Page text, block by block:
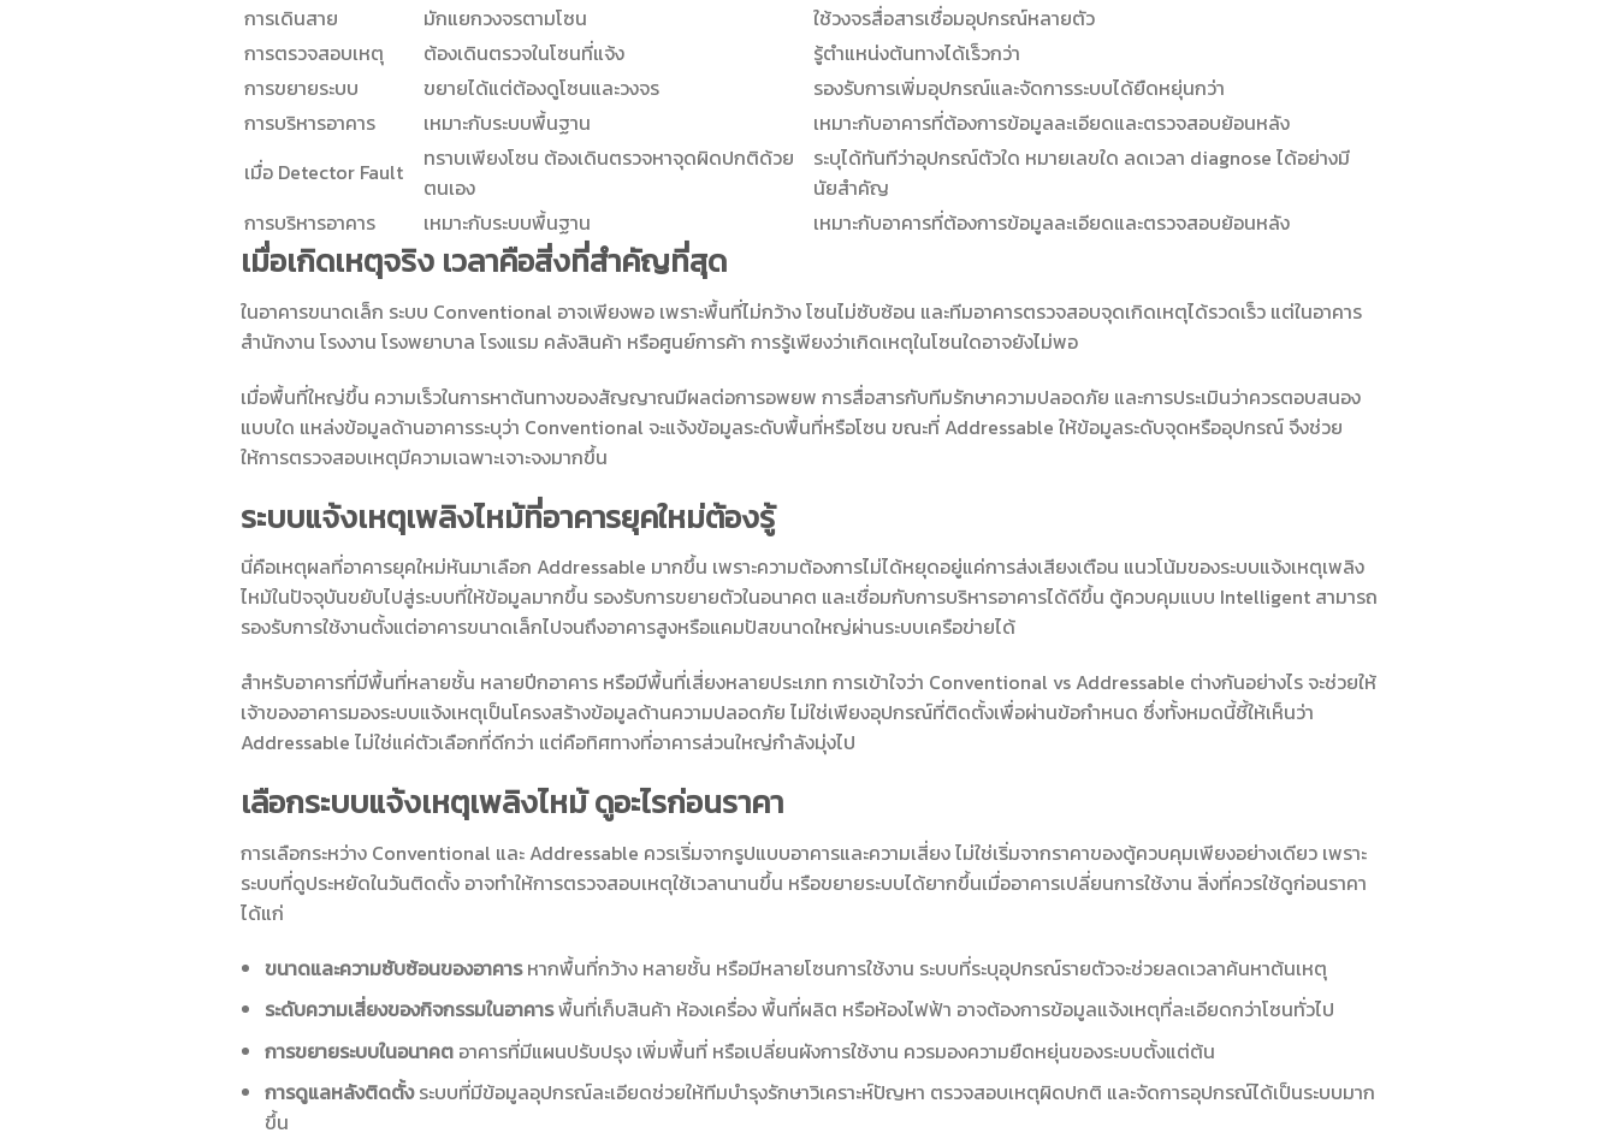
การเดินสาย
มักแยกวงจรตามโซน
ใช้วงจรสื่อสารเชื่อมอุปกรณ์หลายตัว
การตรวจสอบเหตุ
ต้องเดินตรวจในโซนที่แจ้ง
รู้ตำแหน่งต้นทางได้เร็วกว่า
การขยายระบบ
ขยายได้แต่ต้องดูโซนและวงจร
รองรับการเพิ่มอุปกรณ์และจัดการระบบได้ยืดหยุ่นกว่า
การบริหารอาคาร
เหมาะกับระบบพื้นฐาน
เหมาะกับอาคารที่ต้องการข้อมูลละเอียดและตรวจสอบย้อนหลัง
เมื่อ Detector Fault
ทราบเพียงโซน ต้องเดินตรวจหาจุดผิดปกติด้วย
ตนเอง
ระบุได้ทันทีว่าอุปกรณ์ตัวใด หมายเลขใด ลดเวลา diagnose ได้อย่างมี
นัยสำคัญ
การบริหารอาคาร
เหมาะกับระบบพื้นฐาน เหมาะกับอาคารที่ต้องการข้อมูลละเอียดและตรวจสอบย้อนหลัง
เมื่อเกิดเหตุจริง เวลาคือสิ่งที่สำคัญที่สุด
ในอาคารขนาดเล็ก ระบบ Conventional อาจเพียงพอ เพราะพื้นที่ไม่กว้าง โซนไม่ซับซ้อน และทีมอาคารตรวจสอบจุดเกิดเหตุได้รวดเร็ว แต่ในอาคาร
สำนักงาน โรงงาน โรงพยาบาล โรงแรม คลังสินค้า หรือศูนย์การค้า การรู้เพียงว่าเกิดเหตุในโซนใดอาจยังไม่พอ
เมื่อพื้นที่ใหญ่ขึ้น ความเร็วในการหาต้นทางของสัญญาณมีผลต่อการอพยพ การสื่อสารกับทีมรักษาความปลอดภัย และการประเมินว่าควรตอบสนอง
แบบใด แหล่งข้อมูลด้านอาคารระบุว่า Conventional จะแจ้งข้อมูลระดับพื้นที่หรือโซน ขณะที่ Addressable ให้ข้อมูลระดับจุดหรืออุปกรณ์ จึงช่วย
ให้การตรวจสอบเหตุมีความเฉพาะเจาะจงมากขึ้น
ระบบแจ้งเหตุเพลิงไหม้ที่อาคารยุคใหม่ต้องรู้
นี่คือเหตุผลที่อาคารยุคใหม่หันมาเลือก Addressable มากขึ้น เพราะความต้องการไม่ได้หยุดอยู่แค่การส่งเสียงเตือน แนวโน้มของระบบแจ้งเหตุเพลิง
ไหม้ในปัจจุบันขยับไปสู่ระบบที่ให้ข้อมูลมากขึ้น รองรับการขยายตัวในอนาคต และเชื่อมกับการบริหารอาคารได้ดีขึ้น ตู้ควบคุมแบบ Intelligent สามารถ
รองรับการใช้งานตั้งแต่อาคารขนาดเล็กไปจนถึงอาคารสูงหรือแคมปัสขนาดใหญ่ผ่านระบบเครือข่ายได้
สำหรับอาคารที่มีพื้นที่หลายชั้น หลายปีกอาคาร หรือมีพื้นที่เสี่ยงหลายประเภท การเข้าใจว่า Conventional vs Addressable ต่างกันอย่างไร จะช่วยให้
เจ้าของอาคารมองระบบแจ้งเหตุเป็นโครงสร้างข้อมูลด้านความปลอดภัย ไม่ใช่เพียงอุปกรณ์ที่ติดตั้งเพื่อผ่านข้อกำหนด ซึ่งทั้งหมดนี้ชี้ให้เห็นว่า
Addressable ไม่ใช่แค่ตัวเลือกที่ดีกว่า แต่คือทิศทางที่อาคารส่วนใหญ่กำลังมุ่งไป
เลือกระบบแจ้งเหตุเพลิงไหม้ ดูอะไรก่อนราคา
การเลือกระหว่าง Conventional และ Addressable ควรเริ่มจากรูปแบบอาคารและความเสี่ยง ไม่ใช่เริ่มจากราคาของตู้ควบคุมเพียงอย่างเดียว เพราะ
ระบบที่ดูประหยัดในวันติดตั้ง อาจทำให้การตรวจสอบเหตุใช้เวลานานขึ้น หรือขยายระบบได้ยากขึ้นเมื่ออาคารเปลี่ยนการใช้งาน สิ่งที่ควรใช้ดูก่อนราคา
ได้แก่
ขนาดและความซับซ้อนของอาคารหากพื้นที่กว้าง หลายชั้น หรือมีหลายโซนการใช้งาน ระบบที่ระบุอุปกรณ์รายตัวจะช่วยลดเวลาค้นหาต้นเหตุ
ระดับความเสี่ยงของกิจกรรมในอาคารพื้นที่เก็บสินค้า ห้องเครื่อง พื้นที่ผลิต หรือห้องไฟฟ้า อาจต้องการข้อมูลแจ้งเหตุที่ละเอียดกว่าโซนทั่วไป
การขยายระบบในอนาคต อาคารที่มีแผนปรับปรุง เพิ่มพื้นที่ หรือเปลี่ยนผังการใช้งาน ควรมองความยืดหยุ่นของระบบตั้งแต่ต้น
การดูแลหลังติดตั้งระบบที่มีข้อมูลอุปกรณ์ละเอียดช่วยให้ทีมบำรุงรักษาวิเคราะห์ปัญหา ตรวจสอบเหตุผิดปกติ และจัดการอุปกรณ์ได้เป็นระบบมาก
ขึ้น